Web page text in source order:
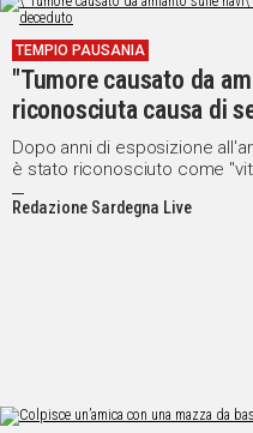
TEMPIO PAUSANIA
"Tumore causato da
riconosciuta causa di
deceduto
Dopo anni di esposizione
è stato riconosciuto come
Difesa dovrà risarcire la
Redazione Sardegna Live